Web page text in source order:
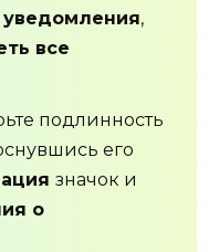
,
все
подлинность
его
значок и
о